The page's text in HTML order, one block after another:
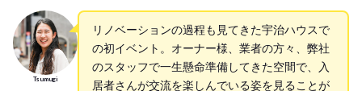
Tsumugi
リノベーションの過程も見てきた宇治ハウスで
の初イベント。オーナー様、業者の方々、弊社
のスタッフで一生懸命準備してきた空間で、入
居者さんが交流を楽しんでいる姿を見ることが